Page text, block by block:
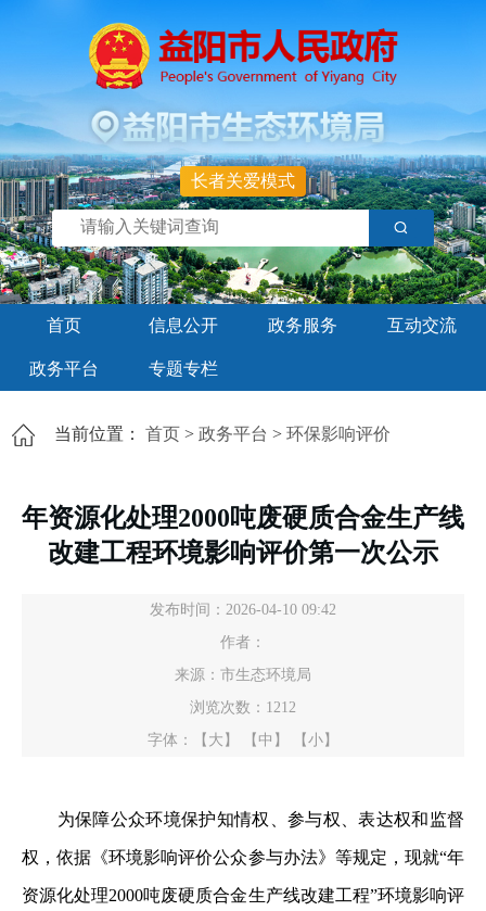
长者关爱模式
首页 信息公开 政务服务 互动交流
政务平台 专题专栏
当前位置： 首页 > 政务平台 > 环保影响评价
年资源化处理2000吨废硬质合金生产线
改建工程环境影响评价第一次公示
发布时间：2026-04-10 09:42
作者：
来源：市生态环境局
浏览次数： 1212
字体：
【大】 【中】 【小】
为保障公众环境保护知情权、参与权、表达权和监督
权，依据《环境影响评价公众参与办法》等规定，现就“年
资源化处理2000吨废硬质合金生产线改建工程”环境影响评